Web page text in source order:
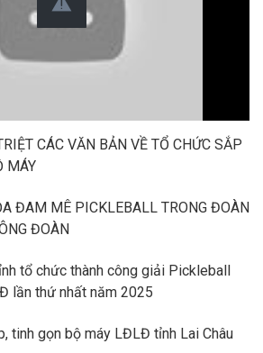
CÁC VĂN BẢN VỀ TỔ CHỨC SẮP
MÁY
ĐAM MÊ PICKLEBALL TRONG ĐOÀN
ĐOÀN
tổ chức thành công giải Pickleball
lần thứ nhất năm 2025
tinh gọn bộ máy LĐLĐ tỉnh Lai Châu